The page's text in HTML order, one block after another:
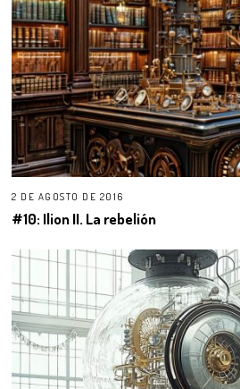
2 DE AGOSTO DE 2016
#10: Ilion II. La rebelión